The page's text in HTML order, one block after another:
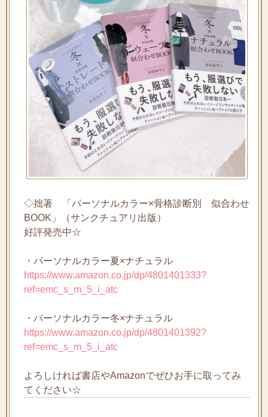
◇拙著 「パーソナルカラー×骨格診断別 似合わせ
BOOK」（サンクチュアリ出版）
好評発売中☆
・パーソナルカラー夏×ナチュラル
https://www.amazon.co.jp/dp/4801401333?
ref=emc_s_m_5_i_atc
・パーソナルカラー冬×ナチュラル
https://www.amazon.co.jp/dp/4801401392?
ref=emc_s_m_5_i_atc
よろしければ書店やAmazonでぜひお手に取ってみ
てください☆